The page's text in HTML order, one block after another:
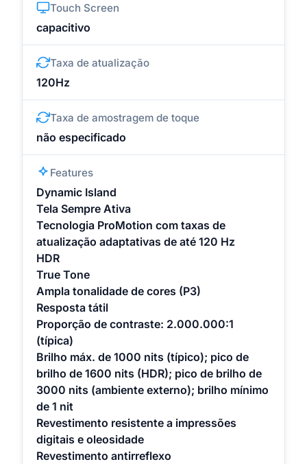
Touch Screen
capacitivo
Taxa de atualização
120Hz
Taxa de amostragem de toque
não especificado
Features
Dynamic Island
Tela Sempre Ativa
Tecnologia ProMotion com taxas de
atualização adaptativas de até 120 Hz
HDR
True Tone
Ampla tonalidade de cores (P3)
Resposta tátil
Proporção de contraste: 2.000.000:1
(típica)
Brilho máx. de 1000 nits (típico); pico de
brilho de 1600 nits (HDR); pico de brilho de
3000 nits (ambiente externo); brilho mínimo
de 1 nit
Revestimento resistente a impressões
digitais e oleosidade
Revestimento antirreflexo